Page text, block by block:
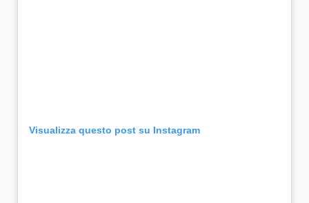
Visualizza questo post su Instagram